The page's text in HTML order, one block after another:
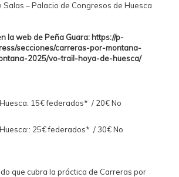
Salas – Palacio de Congresos de Huesca
la web de Peña Guara: https://p-
secciones/carreras-por-montana-
2025/vo-trail-hoya-de-huesca/
15€ federados* / 20€ No
25€ federados* / 30€ No
que cubra la práctica de Carreras por